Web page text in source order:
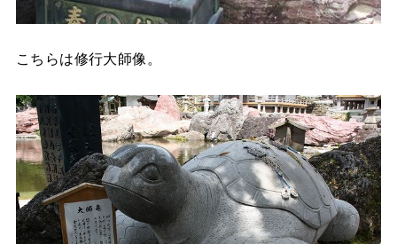
こちらは修行大師像。